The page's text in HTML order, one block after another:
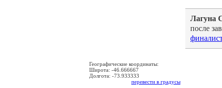
Географические координаты:
Широта: -46.666667
Долгота: -73.933333
перевести в градусы
Лагуна
после